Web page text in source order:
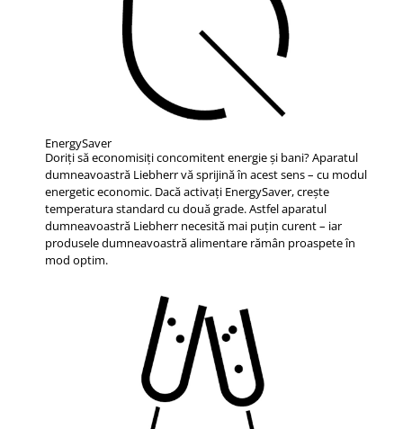
EnergySaver
Doriţi să economisiţi concomitent energie şi bani? Aparatul
dumneavoastră Liebherr vă sprijină în acest sens – cu modul
energetic economic. Dacă activaţi EnergySaver, creşte
temperatura standard cu două grade. Astfel aparatul
dumneavoastră Liebherr necesită mai puţin curent – iar
produsele dumneavoastră alimentare rămân proaspete în
mod optim.